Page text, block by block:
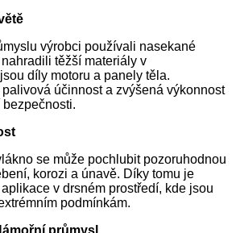
výrobci používali nasekané
těžší materiály v
díly motoru a panely těla.
účinnost a zvýšená výkonnost
se může pochlubit pozoruhodnou
korozi a únavě. Díky tomu je
v drsném prostředí, kde jsou
podmínkám.